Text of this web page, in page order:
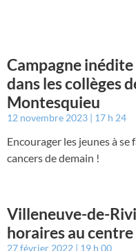
Campagne
dans les collèges
Montesquieu
12 novembre 2023 17 h 24
Encourager les jeunes à se
cancers de demain !
Villeneuve-de-
horaires au
27 février 2022 19 h 00